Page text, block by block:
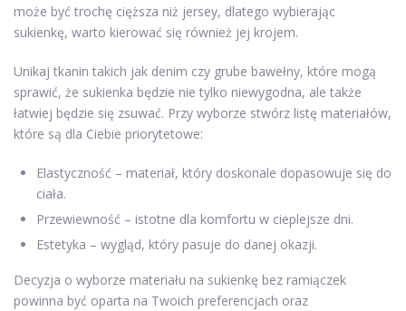
może być trochę cięższa niż jersey, dlatego wybierając
sukienkę, warto kierować się również jej krojem.
Unikaj tkanin takich jak denim czy grube bawełny, które mogą
sprawić, że sukienka będzie nie tylko niewygodna, ale także
łatwiej będzie się zsuwać. Przy wyborze stwórz listę materiałów,
które są dla Ciebie priorytetowe:
Elastyczność – materiał, który doskonale dopasowuje się do
ciała.
Przewiewność – istotne dla komfortu w cieplejsze dni.
Estetyka – wygląd, który pasuje do danej okazji.
Decyzja o wyborze materiału na sukienkę bez ramiączek
powinna być oparta na Twoich preferencjach oraz